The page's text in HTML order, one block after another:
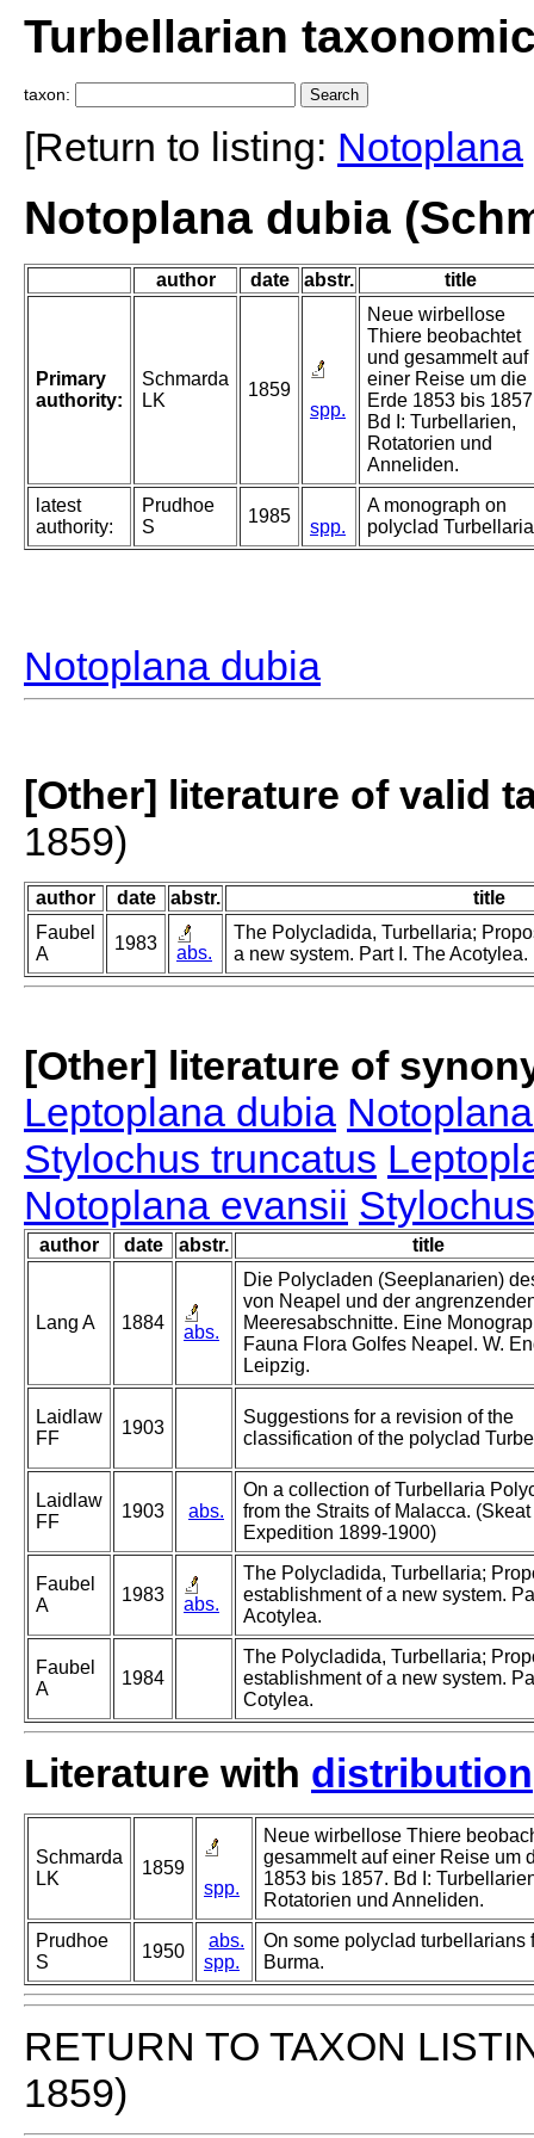
Turbellarian
taxon:
[Return to listing: Notoplana
Notoplana dubia
author date abstr. title
Primary
authority:
Schmarda
LK
1859
spp.
Neue wirbellose
Thiere beobachtet
und gesammelt auf
einer Reise um die
Erde 1853 bis
Bd I: Turbellarien,
Rotatorien und
Anneliden.
latest
authority:
Prudhoe
S
1985
spp.
A monograph on
polyclad
Notoplana dubia
[Other] literature of valid
1859)
author date abstr.
title
Faubel
A
1983 abs.
The Polycladida, Turbellaria;
a new system. Part I. The Acotylea.
[Other] literature of
Leptoplana dubia
Stylochus truncatus
Notoplana evansii
author date abstr. title
Lang A 1884 abs.
Die Polycladen (Seeplanarien)
von Neapel und der
Meeresabschnitte. Eine
Fauna Flora Golfes Neapel. W.
Leipzig.
Laidlaw
FF
1903
Suggestions for a revision of the
classification of the polyclad
Laidlaw
FF
1903 abs.
On a collection of Turbellaria
from the Straits of Malacca. (Skeat
Expedition 1899-1900)
Faubel
A
1983 abs.
The Polycladida, Turbellaria;
establishment of a new system.
Acotylea.
Faubel
A
1984
The Polycladida, Turbellaria;
establishment of a new system.
Cotylea.
Literature with distribution
Schmarda
LK
1859
spp.
Neue wirbellose Thiere
gesammelt auf einer Reise um
1853 bis 1857. Bd I:
Rotatorien und Anneliden.
Prudhoe
S
1950
abs.
spp.
On some polyclad turbellarians
Burma.
RETURN TO TAXON
1859)